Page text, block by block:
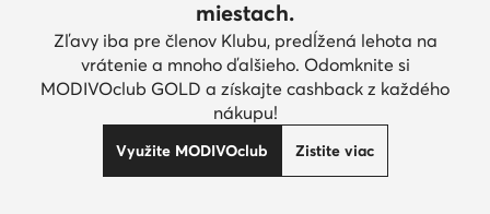
miestach.
Zľavy iba pre členov Klubu, predĺžená lehota na
vrátenie a mnoho ďalšieho. Odomknite si
MODIVOclub GOLD a získajte cashback z každého
nákupu!
Využite MODIVOclub Zistite viac